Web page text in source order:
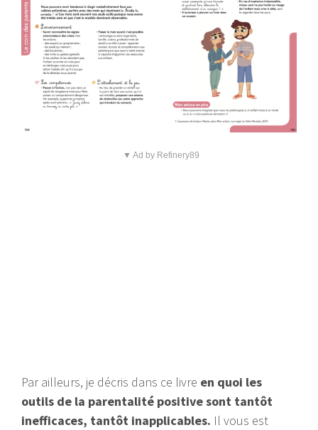
▼ Ad by Refinery89
Par ailleurs, je décris dans ce livre en quoi les
outils de la parentalité positive sont tantôt
inefficaces, tantôt inapplicables. Il vous est